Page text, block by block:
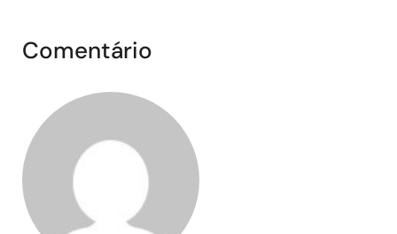
Comentário